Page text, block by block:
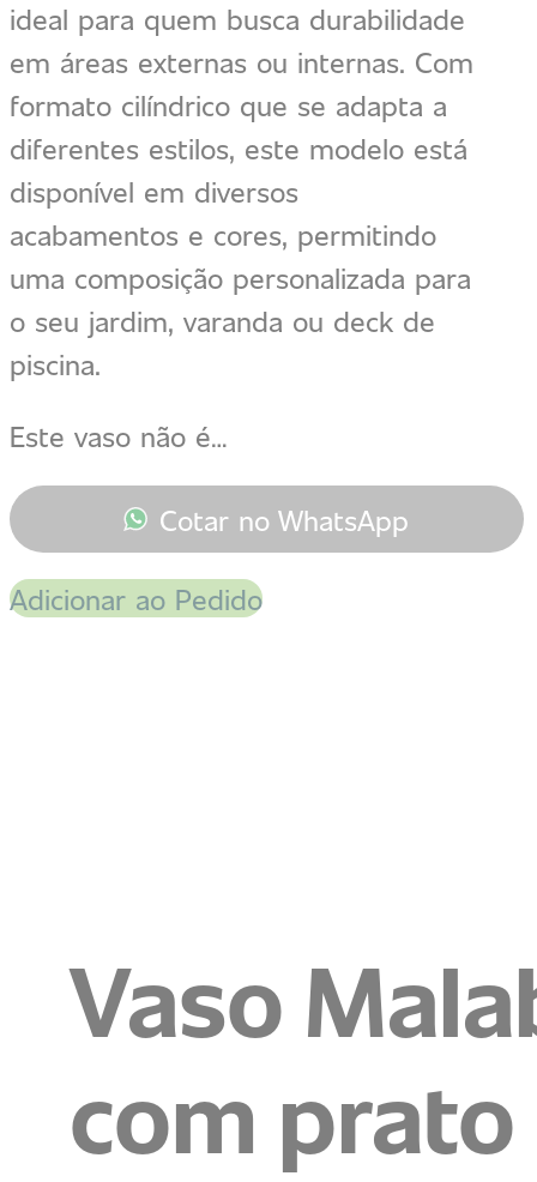
ideal para quem busca durabilidade
em áreas externas ou internas. Com
formato cilíndrico que se adapta a
diferentes estilos, este modelo está
disponível em diversos
acabamentos e cores, permitindo
uma composição personalizada para
o seu jardim, varanda ou deck de
piscina.
Este vaso não é…
Cotar no WhatsApp
Adicionar ao Pedido
Vaso
com prato